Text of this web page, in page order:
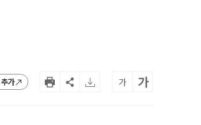
가 가 가